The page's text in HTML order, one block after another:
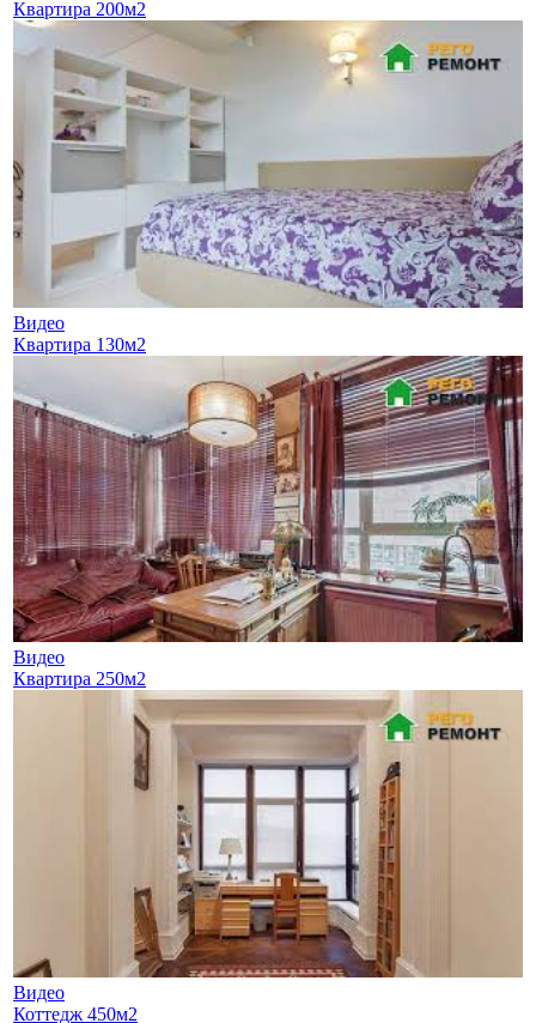
Квартира 200м2
Видео
Квартира 130м2
Видео
Квартира 250м2
Видео
Коттедж 450м2